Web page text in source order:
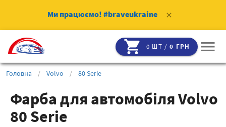
Ми працюємо! #braveukraine clear
shopping_cart 0 ШТ /0 ГРН menu
Головна / Volvo / 80 Serie
Фарба для автомобіля Volvo
80 Serie